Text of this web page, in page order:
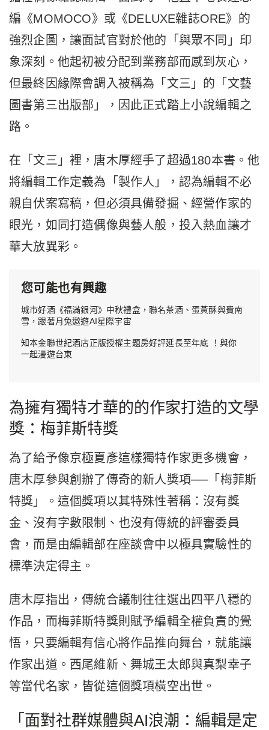
編《MOMOCO》或《DELUXE雜誌ORE》的
強烈企圖，讓面試官對於他的「與眾不同」印
象深刻。他起初被分配到業務部而感到灰心，
但最終因緣際會調入被稱為「文三」的「文藝
圖書第三出版部」，因此正式踏上小說編輯之
路。
在「文三」裡，唐木厚經手了超過180本書。他
將編輯工作定義為「製作人」，認為編輯不必
親自伏案寫稿，但必須具備發掘、經營作家的
眼光，如同打造偶像與藝人般，投入熱血讓才
華大放異彩。
您可能也有興趣
城市好酒《福滿銀河》中秋禮盒，聯名茶酒、蛋黃酥與費南
雪，跟著月兔遨遊AI星際宇宙
知本金聯世紀酒店正版授權主題房好評延長至年底 ！與你
一起漫遊台東
為擁有獨特才華的的作家打造的文學
獎：梅菲斯特獎
為了給予像京極夏彥這樣獨特作家更多機會，
唐木厚參與創辦了傳奇的新人獎項──「梅菲斯
特獎」。這個獎項以其特殊性著稱：沒有獎
金、沒有字數限制、也沒有傳統的評審委員
會，而是由編輯部在座談會中以極具實驗性的
標準決定得主。
唐木厚指出，傳統合議制往往選出四平八穩的
作品，而梅菲斯特獎則賦予編輯全權負責的覺
悟，只要編輯有信心將作品推向舞台，就能讓
作家出道。西尾維新、舞城王太郎與真梨幸子
等當代名家，皆從這個獎項橫空出世。
「面對社群媒體與AI浪潮：編輯是定